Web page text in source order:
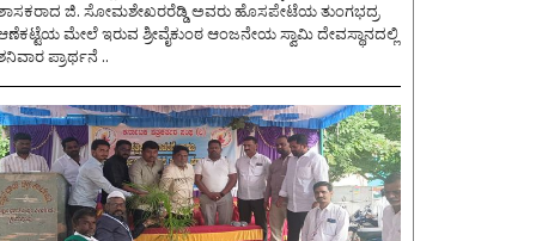
ಜಿ. ಸೋಮಶೇಖರರೆಡ್ಡಿ ಅವರು ಹೊಸಪೇಟೆಯ ತುಂಗಭದ್ರ
ಮೇಲೆ ಇರುವ ಶ್ರೀವೈಕುಂಠ ಆಂಜನೇಯ ಸ್ವಾಮಿ ದೇವಸ್ಥಾನದಲ್ಲಿ
ಪ್ರಾರ್ಥನೆ ..